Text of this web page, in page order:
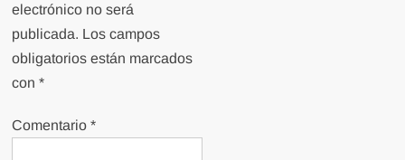
electrónico no será
publicada. Los campos
obligatorios están marcados
con*
Comentario*